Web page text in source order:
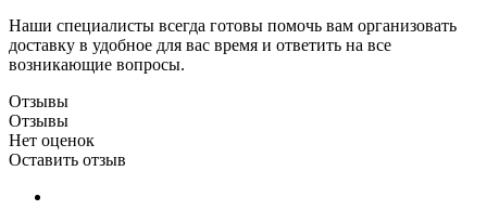
Наши специалисты всегда готовы помочь вам организовать
доставку в удобное для вас время и ответить на все
возникающие вопросы.
Отзывы
Отзывы
Нет оценок
Оставить отзыв